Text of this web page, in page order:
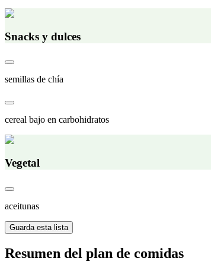
Snacks y dulces
semillas de chía
cereal bajo en carbohidratos
Vegetal
aceitunas
Guarda esta lista
Resumen del plan de comidas